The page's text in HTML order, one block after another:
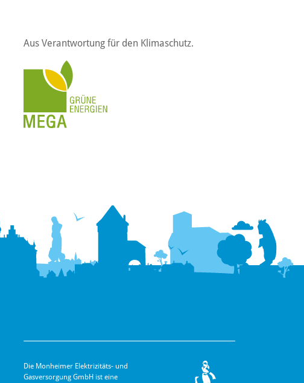
Aus Verantwortung für den Klimaschutz.
Die Monheimer Elektrizitäts- und
Gas­versorgung GmbH ist eine